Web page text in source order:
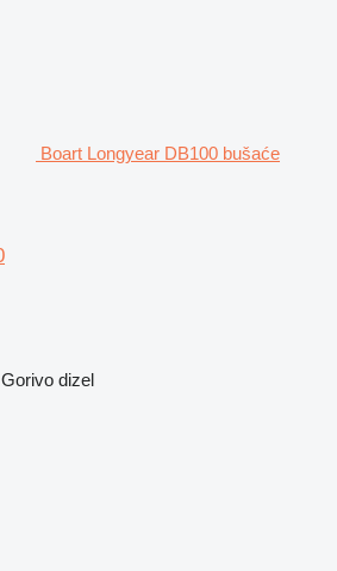
Boart Longyear DB100 bušaće
Gorivo dizel